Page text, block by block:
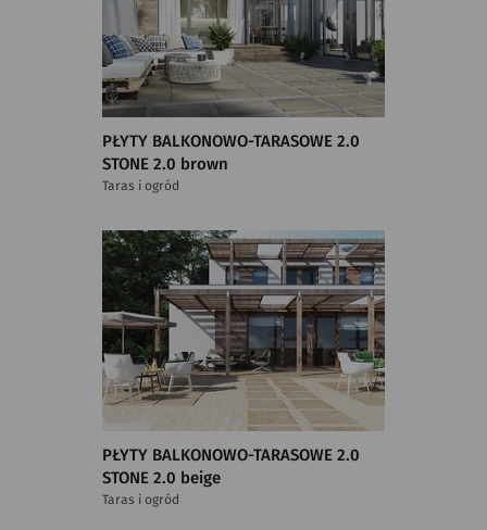
PŁYTY BALKONOWO-TARASOWE 2.0
STONE 2.0 brown
Taras i ogród
PŁYTY BALKONOWO-TARASOWE 2.0
STONE 2.0 beige
Taras i ogród